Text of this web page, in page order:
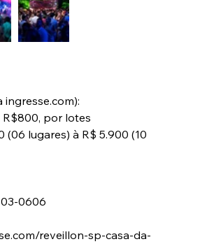
ingresse.com):
R$800, por lotes
(06 lugares) à R$ 5.900 (10
0606
reveillon-sp-casa-da-